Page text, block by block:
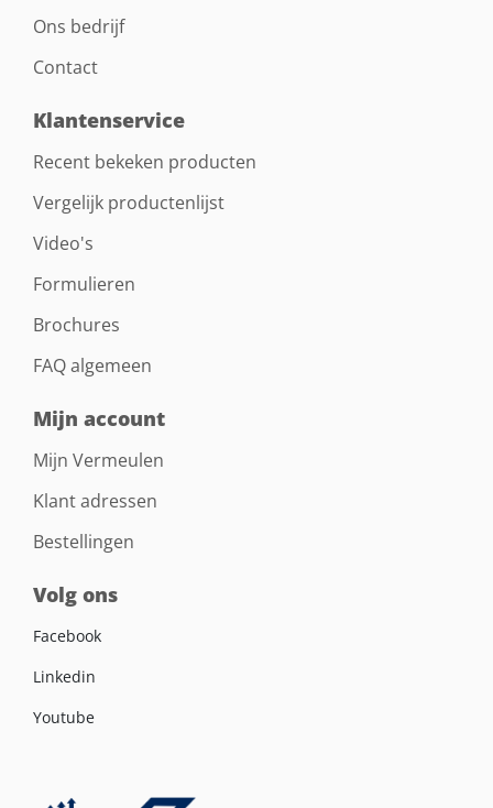
Ons bedrijf
Contact
Klantenservice
Recent bekeken producten
Vergelijk productenlijst
Video's
Formulieren
Brochures
FAQ algemeen
Mijn account
Mijn Vermeulen
Klant adressen
Bestellingen
Volg ons
Facebook
Linkedin
Youtube